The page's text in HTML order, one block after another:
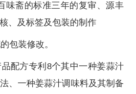
味斋的标准三年的复审、源丰
、及标签及包装的制作
包装修改。
配方专利8个其中一种姜蒜汁
、一种姜蒜汁调味料及其制备